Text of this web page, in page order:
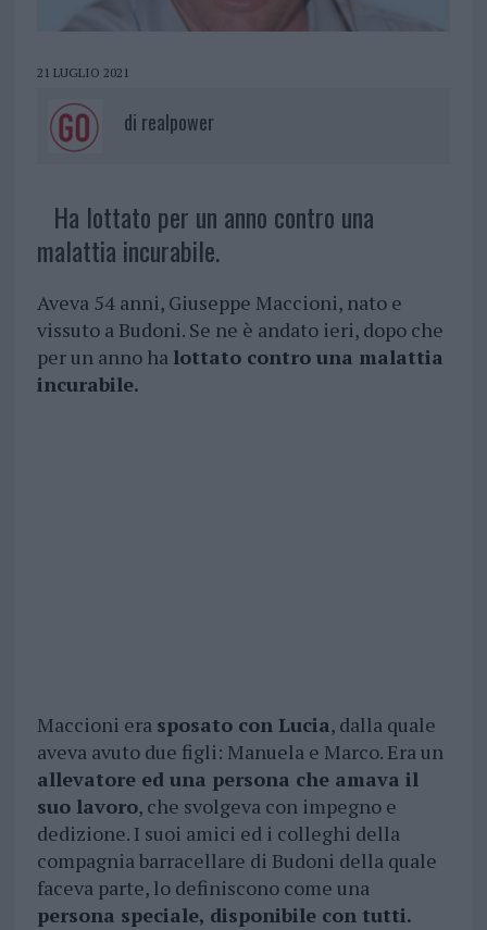
21 LUGLIO 2021
di realpower
Ha lottato per un anno contro una
malattia incurabile.
Aveva 54 anni, Giuseppe Maccioni, nato e
vissuto a Budoni. Se ne è andato ieri, dopo che
per un anno ha lottato contro una malattia
incurabile.
Maccioni era sposato con Lucia, dalla quale
aveva avuto due figli: Manuela e Marco. Era un
allevatore ed una persona che amava il
suo lavoro, che svolgeva con impegno e
dedizione. I suoi amici ed i colleghi della
compagnia barracellare di Budoni della quale
faceva parte, lo definiscono come una
persona speciale, disponibile con tutti.